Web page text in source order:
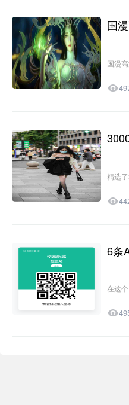
国
国漫

精选

6条
在这
